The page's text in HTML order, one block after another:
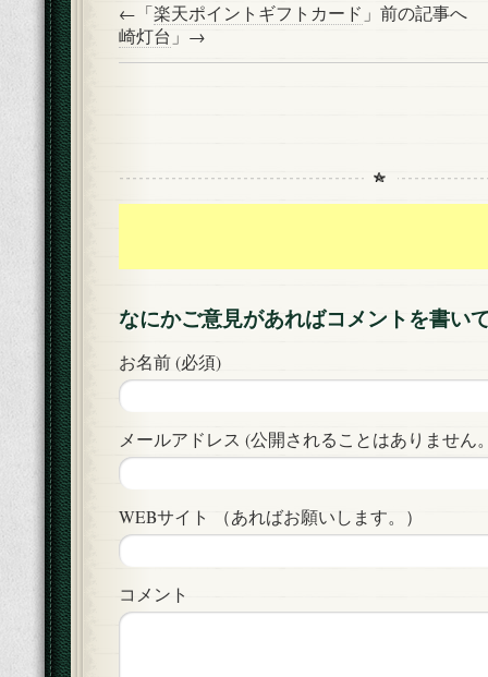
←「楽天ポイントギフトカード 」前の記事
崎灯台 」→
なにかご意見があればコメントを書い
お名前 (必須)
メールアドレス (公開されることはありません
WEBサイト （あればお願いします。）
コメント